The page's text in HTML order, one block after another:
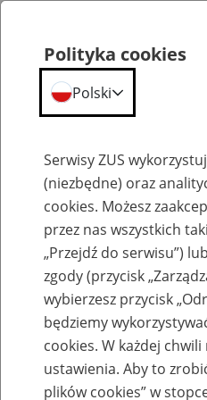
Emerytury
Baza
przekształconych
Polityka cookies
Polski
Serwisy ZUS
(niezbędne) oraz
cookies. Możesz
przez nas wszystkich
„Przejdź do serwisu”)
zgody (przycisk
wybierzesz przycisk
będziemy
cookies. W każdej
ustawienia. Aby to
plików cookies” w